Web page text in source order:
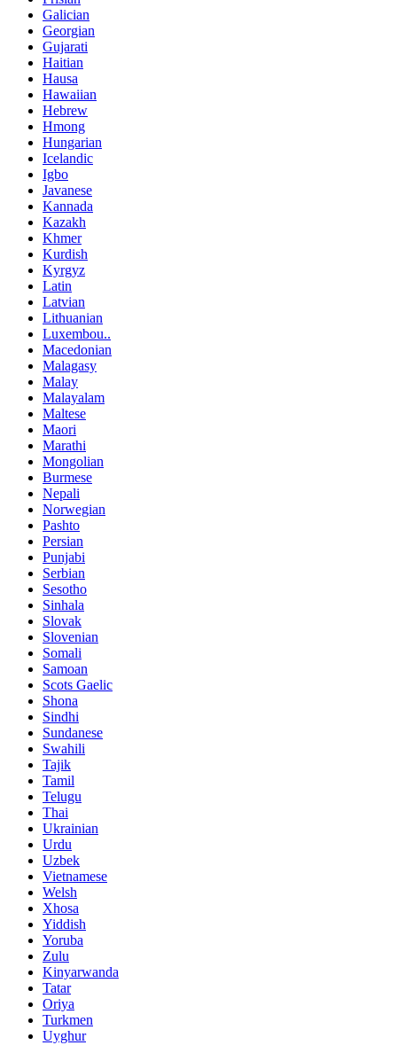
Galician
Georgian
Gujarati
Haitian
Hausa
Hawaiian
Hebrew
Hmong
Hungarian
Icelandic
Igbo
Javanese
Kannada
Kazakh
Khmer
Kurdish
Kyrgyz
Latin
Latvian
Lithuanian
Luxembou..
Macedonian
Malagasy
Malay
Malayalam
Maltese
Maori
Marathi
Mongolian
Burmese
Nepali
Norwegian
Pashto
Persian
Punjabi
Serbian
Sesotho
Sinhala
Slovak
Slovenian
Somali
Samoan
Scots Gaelic
Shona
Sindhi
Sundanese
Swahili
Tajik
Tamil
Telugu
Thai
Ukrainian
Urdu
Uzbek
Vietnamese
Welsh
Xhosa
Yiddish
Yoruba
Zulu
Kinyarwanda
Tatar
Oriya
Turkmen
Uyghur